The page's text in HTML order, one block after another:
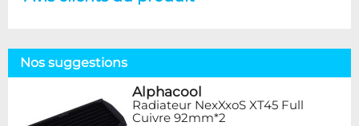
Nos suggestions
Alphacool
Radiateur NexXxoS XT45 Full
Cuivre 92mm*2